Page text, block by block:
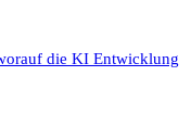
die KI Entwicklung